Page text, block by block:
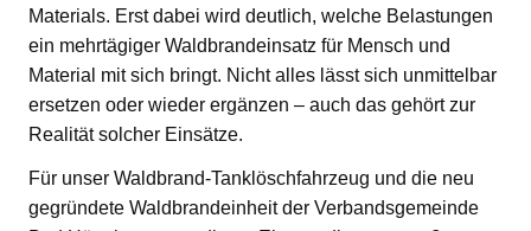
Materials. Erst dabei wird deutlich, welche Belastungen
ein mehrtägiger Waldbrandeinsatz für Mensch und
Material mit sich bringt. Nicht alles lässt sich unmittelbar
ersetzen oder wieder ergänzen – auch das gehört zur
Realität solcher Einsätze.
Für unser Waldbrand-Tanklöschfahrzeug und die neu
gegründete Waldbrandeinheit der Verbandsgemeinde